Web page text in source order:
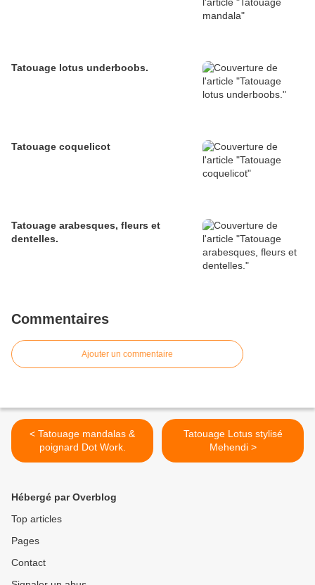
Tatouage lotus underboobs.
Tatouage coquelicot
Tatouage arabesques, fleurs et
dentelles.
Commentaires
Ajouter un commentaire
< Tatouage mandalas &
poignard Dot Work.
Tatouage Lotus stylisé
Mehendi >
Hébergé par Overblog
Top articles
Pages
Contact